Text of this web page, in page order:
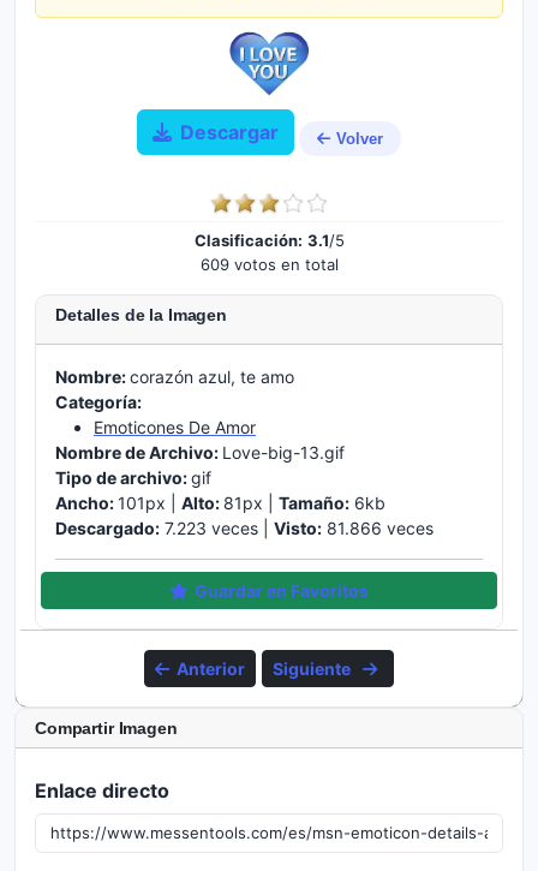
Descargar Volver
Clasificación: 3.1/5
609 votos en total
Detalles de la Imagen
Nombre:corazón azul, te amo
Categoría:
Emoticones De Amor
Nombre de Archivo: Love-big-13.gif
Tipo de archivo:gif
Ancho:101px | Alto: 81px | Tamaño: 6kb
Descargado: 7.223 veces | Visto: 81.866 veces
Guardar en Favoritos
Anterior Siguiente
Compartir Imagen
Enlace directo